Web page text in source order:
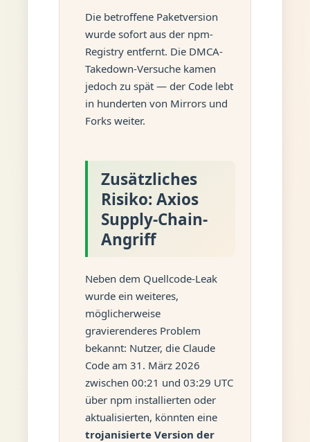
Die betroffene Paketversion
wurde sofort aus der npm-
Registry entfernt. Die DMCA-
Takedown-Versuche kamen
jedoch zu spät — der Code lebt
in hunderten von Mirrors und
Forks weiter.
Zusätzliches
Risiko: Axios
Supply-Chain-
Angriff
Neben dem Quellcode-Leak
wurde ein weiteres,
möglicherweise
gravierenderes Problem
bekannt: Nutzer, die Claude
Code am 31. März 2026
zwischen 00:21 und 03:29 UTC
über npm installierten oder
aktualisierten, könnten eine
trojanisierte Version der